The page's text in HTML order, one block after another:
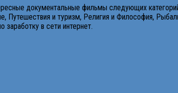
документальные фильмы следующих
и туризм, Религия и Философия,
в сети интернет.